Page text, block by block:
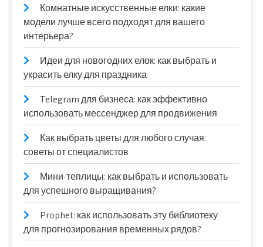
Комнатные искусственные елки: какие
модели лучше всего подходят для вашего
интерьера?
Идеи для новогодних елок: как выбрать и
украсить елку для праздника
Telegram для бизнеса: как эффективно
использовать мессенджер для продвижения
Как выбрать цветы для любого случая:
советы от специалистов
Мини-теплицы: как выбрать и использовать
для успешного выращивания?
Prophet: как использовать эту библиотеку
для прогнозирования временных рядов?